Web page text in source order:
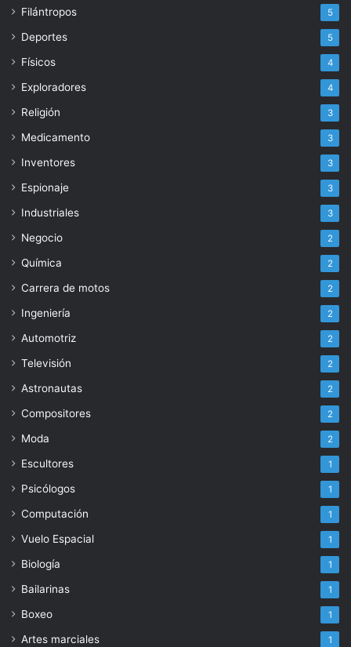
Filántropos 5
Deportes 5
Físicos 4
Exploradores 4
Religión 3
Medicamento 3
Inventores 3
Espionaje 3
Industriales 3
Negocio 2
Química 2
Carrera de motos 2
Ingeniería 2
Automotriz 2
Televisión 2
Astronautas 2
Compositores 2
Moda 2
Escultores 1
Psicólogos 1
Computación 1
Vuelo Espacial 1
Biología 1
Bailarinas 1
Boxeo 1
Artes marciales 1